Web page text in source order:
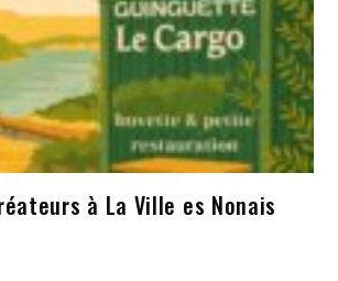
à La Ville es Nonais